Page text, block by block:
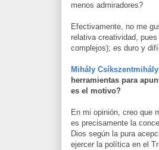
menos admiradores?
Efectivamente, no me
relativa creatividad,
complejos); es duro y
Mihály
herramientas para
es el motivo?
En mi opinión, creo que
es precisamente la
Dios según la pura
ejercer la política en el